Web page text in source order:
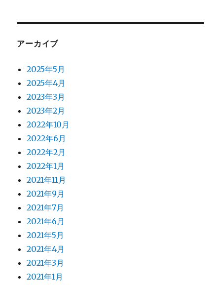
アーカイブ
2025年5月
2025年4月
2023年3月
2023年2月
2022年10月
2022年6月
2022年2月
2022年1月
2021年11月
2021年9月
2021年7月
2021年6月
2021年5月
2021年4月
2021年3月
2021年1月